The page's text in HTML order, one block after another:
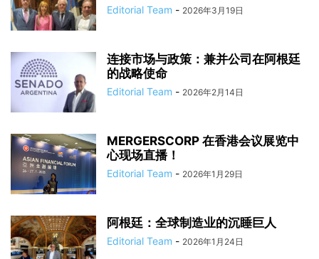
Editorial Team - 2026年3月19日
连接市场与政策：兼并公司在阿根廷
的战略使命
Editorial Team - 2026年2月14日
MERGERSCORP 在香港会议展览中
心现场直播！
Editorial Team - 2026年1月29日
阿根廷：全球制造业的沉睡巨人
Editorial Team - 2026年1月24日